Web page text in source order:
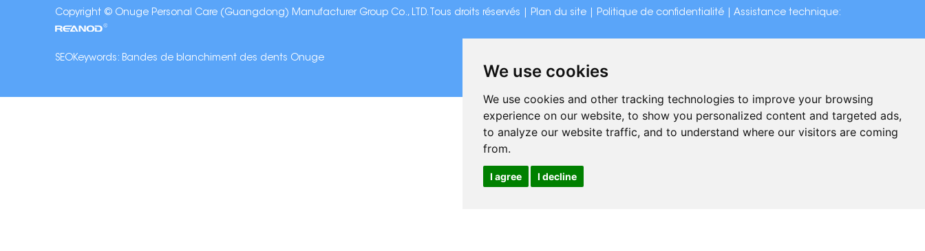
We use cookies
We use cookies and other tracking technologies to improve your browsing
experience on our website, to show you personalized content and targeted ads,
to analyze our website traffic, and to understand where our visitors are coming
from.
I agree I decline
Copyright © Onuge Personal Care (Guangdong) Manufacturer Group Co., LTD. Tous droits réservés | Plan du site Politique de confidentialité | Assistance technique:
SEOKeywords: Bandes de blanchiment des dents Onuge